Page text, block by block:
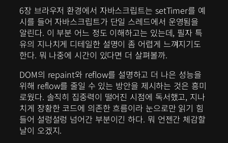
6장 브라우저 환경에서 자바스크립트는 setTimer를 예
시를 들어 자바스크립트가 단일 스레드에서 운영됨을
알린다. 이 부분 어느 정도 이해하고는 있는데, 필자 특
유의 지나치게 디테일한 설명이 좀 어렵게 느껴지기도
한다. 뭐 나중에 시간이 있다면 더 살펴볼까.
DOM의 repaint와 reflow를 설명하고 더 나은 성능을
위해 reflow를 줄일 수 있는 방안을 제시하는 것은 흥미
로웠다. 솔직히 집중력이 떨어진 시점에 독서했고, 지나
치게 장황한 코드에 의존한 흐름이라 눈으로만 읽기 힘
들어 설렁설렁 넘어간 부분이긴 하다. 뭐 언젠간 체감할
날이 오겠지.